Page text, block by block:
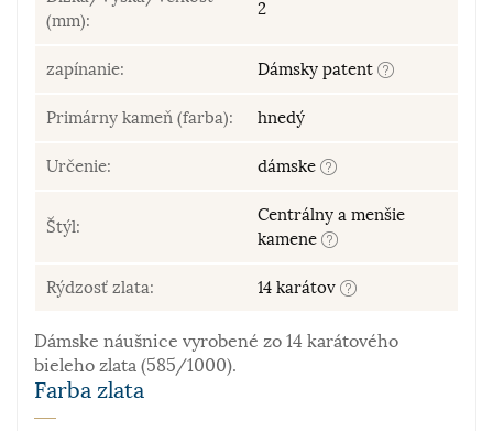
(mm):
2
zapínanie: Dámsky patent
Primárny kameň (farba): hnedý
Určenie: dámske
Štýl:
Centrálny a menšie
kamene
Rýdzosť zlata: 14 karátov
Dámske náušnice vyrobené zo 14 karátového
bieleho zlata (585/1000).
Farba zlata